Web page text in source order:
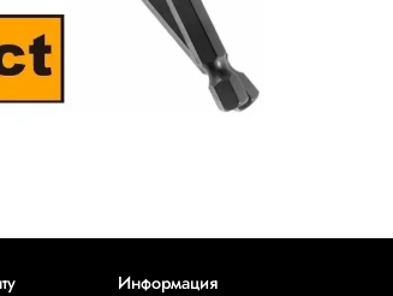
Информация